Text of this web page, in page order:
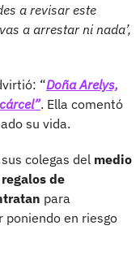
a revisar este
a arrestar ni nada’,
“Doña Arelys,
. Ella comentó
su vida.
colegas del medio
de
para
poniendo en riesgo